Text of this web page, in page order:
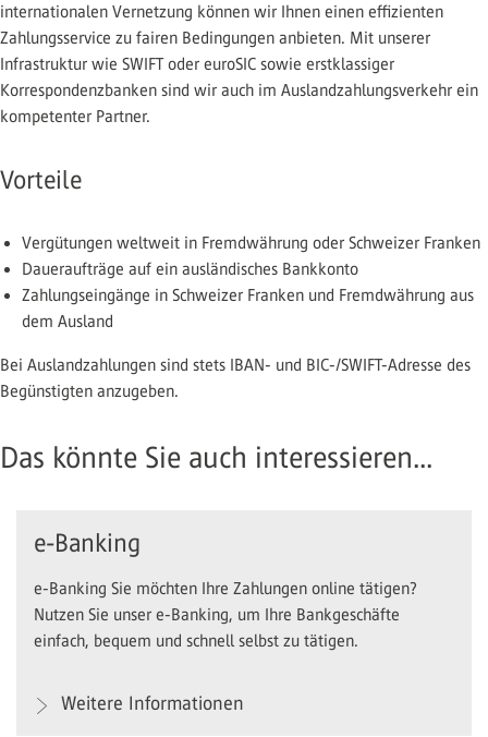
internationalen Vernetzung können wir Ihnen einen effizienten
Zahlungsservice zu fairen Bedingungen anbieten. Mit unserer
Infrastruktur wie SWIFT oder euroSIC sowie erstklassiger
Korrespondenzbanken sind wir auch im Auslandzahlungsverkehr ein
kompetenter Partner.
Vorteile
Vergütungen weltweit in Fremdwährung oder Schweizer Franken
Daueraufträge auf ein ausländisches Bankkonto
Zahlungseingänge in Schweizer Franken und Fremdwährung aus
dem Ausland
Bei Auslandzahlungen sind stets IBAN- und BIC-/SWIFT-Adresse des
Begünstigten anzugeben.
Das könnte Sie auch interessieren...
e-Banking
e-Banking Sie möchten Ihre Zahlungen online tätigen?
Nutzen Sie unser e-Banking, um Ihre Bankgeschäfte
einfach, bequem und schnell selbst zu tätigen.
Weitere Informationen